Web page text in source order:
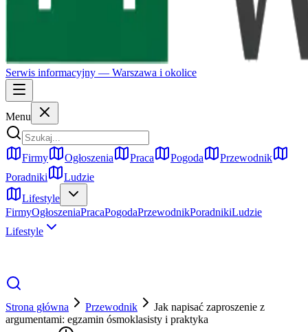
Serwis informacyjny — Warszawa i okolice
Menu
Firmy Ogłoszenia Praca Pogoda
Przewodnik
Poradniki
Ludzie
Lifestyle
FirmyOgłoszeniaPracaPogodaPrzewodnikPoradnikiLudzie
Lifestyle
Strona główna Przewodnik
Jak napisać zaproszenie z
argumentami: egzamin ósmoklasisty i praktyka